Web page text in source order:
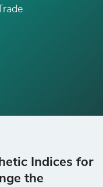
Indices for
the